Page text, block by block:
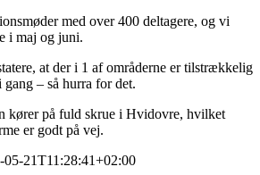
med over 400 deltagere, og vi
i maj og juni.
at der i 1 af områderne er tilstrækkelig
– så hurra for det.
kører på fuld skrue i Hvidovre, hvilket
er godt på vej.
05-21T11:28:41+02:00